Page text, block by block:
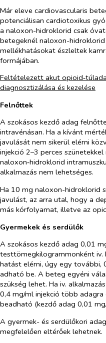
Már eleve cardiovascularis
potenciálisan cardiotoxikus
a naloxon-hidroklorid csak
betegeknél naloxon-
mellékhatásokat észleltek
formájában.
Feltételezett akut
diagnosztizálása és kezelése
Felnőttek
A szokásos kezdő adag
intravénásan. Ha a kívánt
javulását nem sikerül elérni
injekció 2–3 perces
naloxon‑hidroklorid
alkalmazás nem lehetséges.
Ha 10 mg naloxon-hidroklorid
javulást, az arra utal, hogy a
más kórfolyamat, illetve az
Gyermekek és serdülők
A szokásos kezdő adag 0,01
testtömegkilogrammonként iv.
hatást elérni, úgy egy
adható be. A beteg egyéni
szükség lehet. Ha iv.
0,4 mg/ml injekció több
beadható (kezdő adag 0,01
A gyermek- és serdülőkori
megfelelően eltérőek lehetnek.